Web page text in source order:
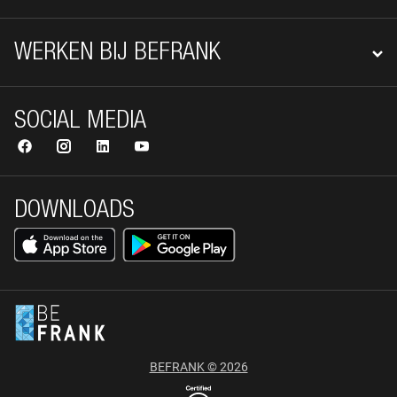
WERKEN BIJ BEFRANK
DOWNLOADS
SOCIAL MEDIA
BEFRANK © 2026